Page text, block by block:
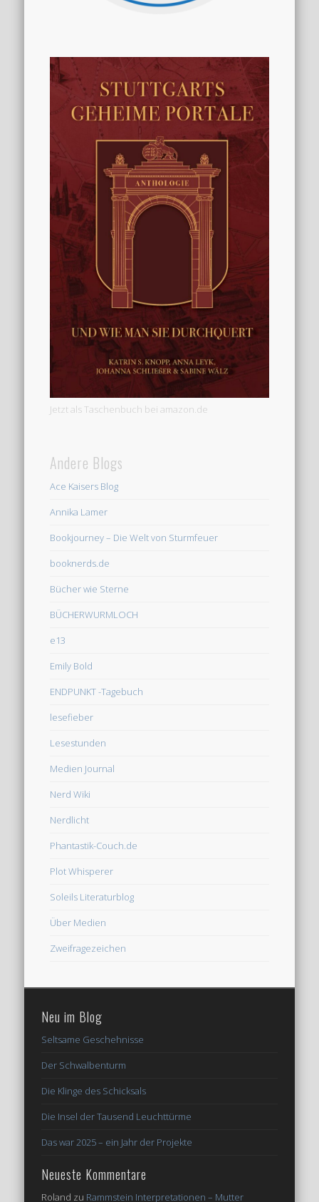
Jetzt als Taschenbuch bei amazon.de
Andere Blogs
Ace Kaisers Blog
Annika Lamer
Bookjourney – Die Welt von Sturmfeuer
booknerds.de
Bücher wie Sterne
BÜCHERWURMLOCH
e13
Emily Bold
ENDPUNKT -Tagebuch
lesefieber
Lesestunden
Medien Journal
Nerd Wiki
Nerdlicht
Phantastik-Couch.de
Plot Whisperer
Soleils Literaturblog
Über Medien
Zweifragezeichen
Neu im Blog
Seltsame Geschehnisse
Der Schwalbenturm
Die Klinge des Schicksals
Die Insel der Tausend Leuchttürme
Das war 2025 – ein Jahr der Projekte
Neueste Kommentare
Roland zu Rammstein Interpretationen – Mutter